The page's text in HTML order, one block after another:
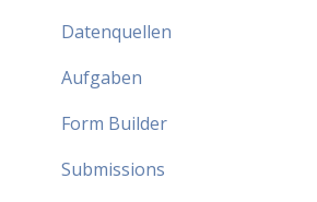
Datenquellen
Aufgaben
Form Builder
Submissions